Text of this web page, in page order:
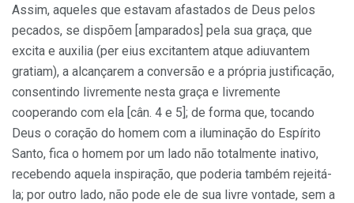
Assim, aqueles que estavam afastados de Deus pelos
pecados, se dispõem [amparados] pela sua graça, que
excita e auxilia (per eius excitantem atque adiuvantem
gratiam), a alcançarem a conversão e a própria justificação,
consentindo livremente nesta graça e livremente
cooperando com ela [cân. 4 e 5]; de forma que, tocando
Deus o coração do homem com a iluminação do Espírito
Santo, fica o homem por um lado não totalmente inativo,
recebendo aquela inspiração, que poderia também rejeitá-
la; por outro lado, não pode ele de sua livre vontade, sem a